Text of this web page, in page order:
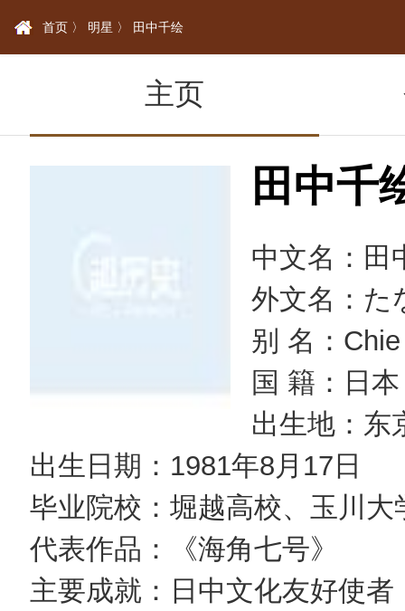
首页 〉 明星 〉 田中千绘
主页
田中千
中文名：田
外文名：た
别 名：
国 籍：日本
出生地：东
出生日期：1981年8月17日
毕业院校：堀越高校、玉川大
代表作品：《海角七号》
主要成就：日中文化友好使者